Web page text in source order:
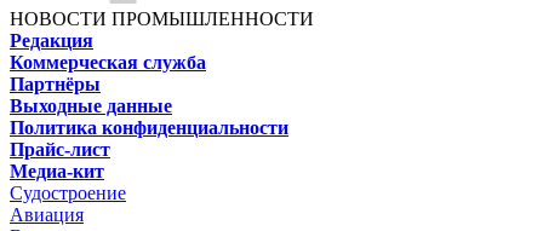
НОВОСТИ ПРОМЫШЛЕННОСТИ
Редакция
Коммерческая служба
Партнёры
Выходные данные
Политика конфиденциальности
Прайс-лист
Медиа-кит
Судостроение
Авиация